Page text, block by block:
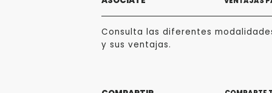
Consulta las diferentes
y sus ventajas.